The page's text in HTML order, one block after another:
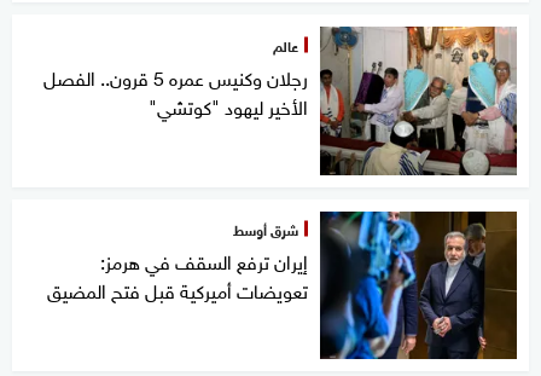
عالم
رجلان وكنيس عمره 5 قرون.. الفصل
الأخير ليهود "كوتشي"
شرق أوسط
إيران ترفع السقف في هرمز:
تعويضات أميركية قبل فتح المضيق